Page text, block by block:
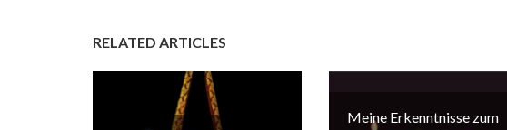
RELATED ARTICLES
Meine Erkenntnisse zum